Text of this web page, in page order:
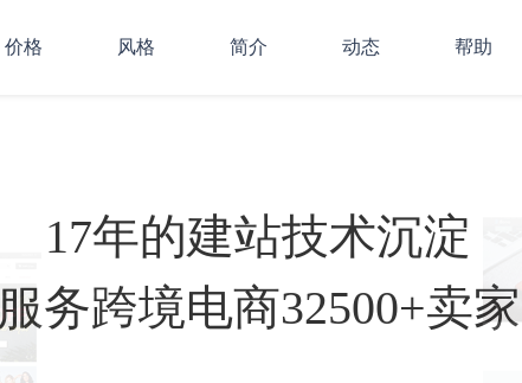
价格 风格 简介 动态 帮助
17年的建站技术沉淀
服务跨境电商32500+卖家